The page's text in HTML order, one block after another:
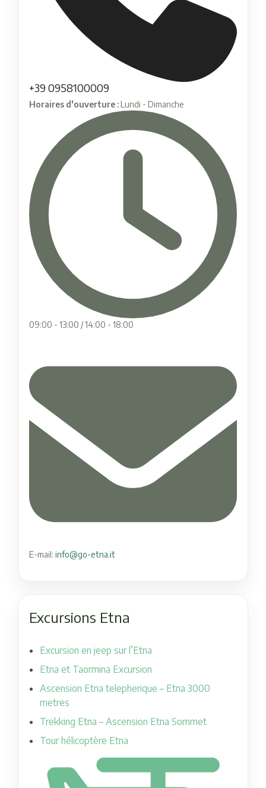
+39 0958100009
Horaires d'ouverture :Lundi - Dimanche
09:00 - 13:00 / 14:00 - 18:00
E-mail: info@go-etna.it
Excursions Etna
Excursion en jeep sur l’Etna
Etna et Taormina Excursion
Ascension Etna telepherique – Etna 3000
metres
Trekking Etna – Ascension Etna Sommet
Tour hélicoptère Etna